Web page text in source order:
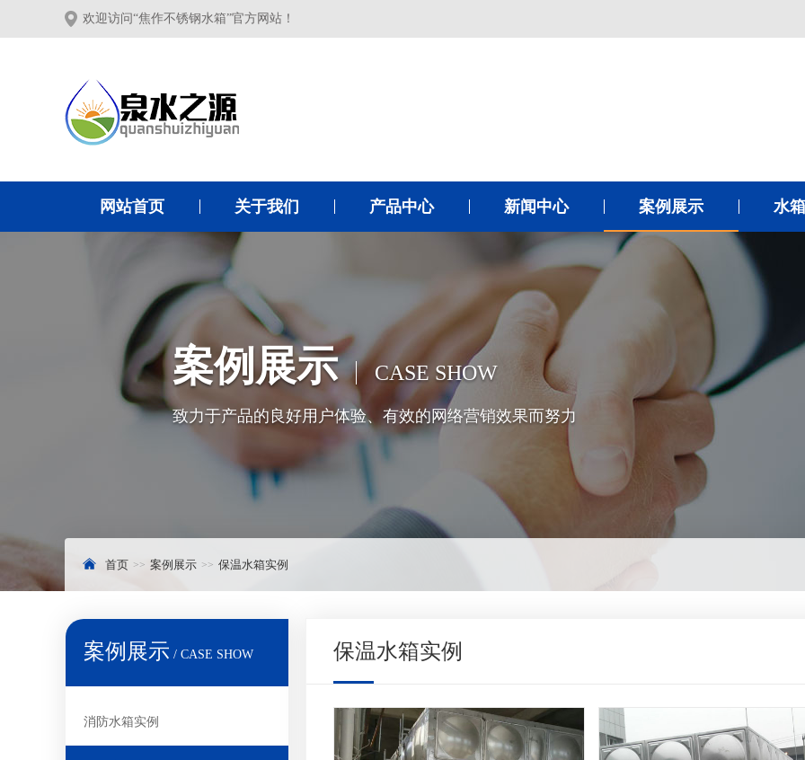
欢迎访问“焦作不锈钢水箱”官方网站！
网站首页 关于我们 产品中心 新闻中心 案例展示 水
案例展示 CASE SHOW
致力于产品的良好用户体验、有效的网络营销效果而努力
首页 案例展示 保温水箱实例
案例展示 / CASE SHOW
消防水箱实例
保温水箱实例